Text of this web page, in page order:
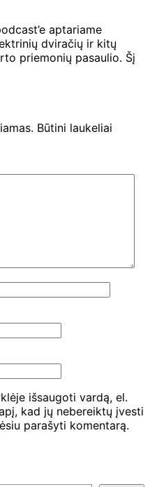
aptariame
dviračių ir kitų
priemonių pasaulio. Šį
Būtini laukeliai
išsaugoti vardą, el.
kad jų nebereiktų įvesti
parašyti komentarą.